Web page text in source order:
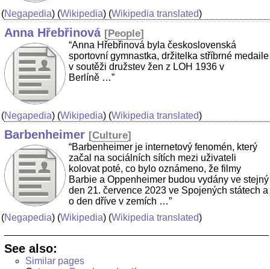
(Negapedia) (Wikipedia) (Wikipedia translated)
Anna Hřebřinová [People]
“Anna Hřebřinová byla československá
sportovní gymnastka, držitelka stříbrné medaile
v soutěži družstev žen z LOH 1936 v
Berlíně …”
(Negapedia) (Wikipedia) (Wikipedia translated)
Barbenheimer [Culture]
“Barbenheimer je internetový fenomén, který
začal na sociálních sítích mezi uživateli
kolovat poté, co bylo oznámeno, že filmy
Barbie a Oppenheimer budou vydány ve stejný
den 21. července 2023 ve Spojených státech a
o den dříve v zemích …”
(Negapedia) (Wikipedia) (Wikipedia translated)
See also:
Similar pages